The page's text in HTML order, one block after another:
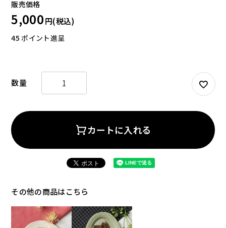
アキレス・骨・皮・ガム
アウトレット
5,000
45 ポイント進呈
カートに入れる
その他の商品はこちら